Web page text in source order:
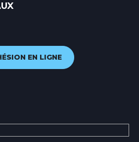
EN LIGNE